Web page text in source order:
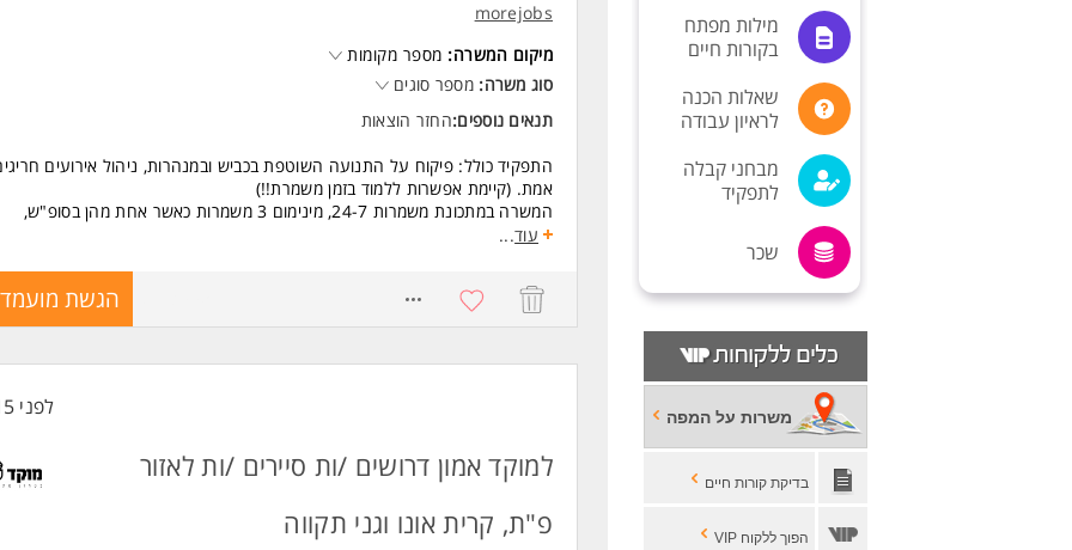
מילות מפתח
בקורות חיים
שאלות הכנה
לראיון עבודה
מבחני קבלה
לתפקיד
שכר
משרות על המפה
בדיקת קורות חיים
הפוך ללקוח VIP
morejobs
מיקום המשרה: מספר מקומות
סוג משרה: מספר סוגים
תנאים נוספים:החזר הוצאות
התפקיד כולל: פיקוח על התנועה השוטפת בכביש ובמנהרות, ניהול אירועים
אמת. (קיימת אפשרות ללמוד בזמן משמרת!!)
המשרה במתכונת משמרות 24-7, מינימום 3 משמרות כאשר אחת מהן בסופ"ש,
משמרת בוקר 7:00-15:00
שכר: 44 ש"ח לשעה+ 42 ש"ח נסיעות ליום + תוספת 50 ש"ח למשמרת
כעובדי חברה החל מהיום ה-1!
ריאיון קצר ומתחילים! שלחו קורות חיים! טליה
ניידות- חובה (איזור לא נגיש בתחב"צ).
יכולת עבודה בסביבה ממוחשבת המשרה מיועדת לנשים ולגברים כאחד.
לעוד משרות ומידע על morejobs >
עוד...
הגשת
לפני 15 שעות
למוקד אמון דרושים /ות סיירים /ות לאזור
פ"ת, קרית אונו וגני תקווה